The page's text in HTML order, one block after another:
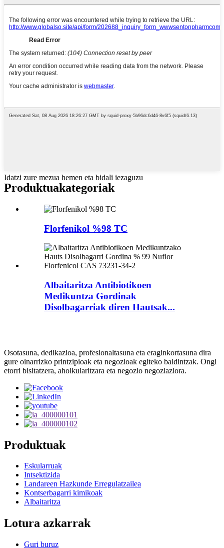
Idatzi zure mezua hemen eta bidali iezaguzu
Produktuakategoriak
Florfenikol %98 TC
Albaitaritza Antibiotikoen
Medikuntza Gordinak
Disolbagarriak diren Hautsak...
Osotasuna, dedikazioa, profesionaltasuna eta eraginkortasuna dira
gure oinarrizko printzipioak eta negozioak egiteko baldintzak. Ongi
etorri bisitatzera, aholkularitzara eta negozio negoziaziora.
Produktuak
Eskularruak
Intsektizida
Landareen Hazkunde Erregulatzailea
Kontserbagarri kimikoak
Albaitaritza
Lotura azkarrak
Guri buruz